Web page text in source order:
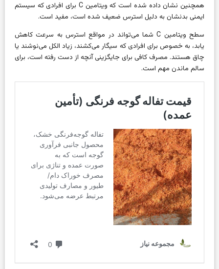
همچنین نشان داده شده است که ویتامین C برای افرادی که سیستم
ایمنی بدنشان به دلیل استرس ضعیف شده است، مفید است.
سطح ویتامین C شما می‌تواند در مواقع استرس به سرعت کاهش
یابد، به خصوص برای افرادی که سیگار می‌کشند، زیاد الکل می‌نوشند یا
چاق هستند. مصرف کافی برای جایگزینی آنچه از دست رفته است، برای
سالم ماندن مهم است.